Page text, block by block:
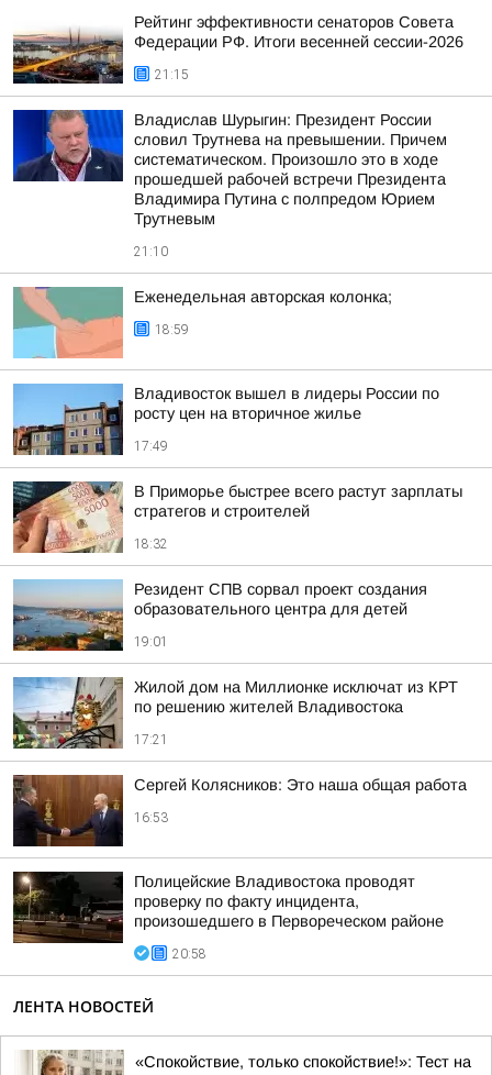
Рейтинг эффективности сенаторов Совета
Федерации РФ. Итоги весенней сессии-2026
21:15
Владислав Шурыгин: Президент России
словил Трутнева на превышении. Причем
систематическом. Произошло это в ходе
прошедшей рабочей встречи Президента
Владимира Путина с полпредом Юрием
Трутневым
21:10
Еженедельная авторская колонка;
18:59
Владивосток вышел в лидеры России по
росту цен на вторичное жилье
17:49
В Приморье быстрее всего растут зарплаты
стратегов и строителей
18:32
Резидент СПВ сорвал проект создания
образовательного центра для детей
19:01
Жилой дом на Миллионке исключат из КРТ
по решению жителей Владивостока
17:21
Сергей Колясников: Это наша общая работа
16:53
Полицейские Владивостока проводят
проверку по факту инцидента,
произошедшего в Первореческом районе
20:58
ЛЕНТА НОВОСТЕЙ
«Спокойствие, только спокойствие!»: Тест на